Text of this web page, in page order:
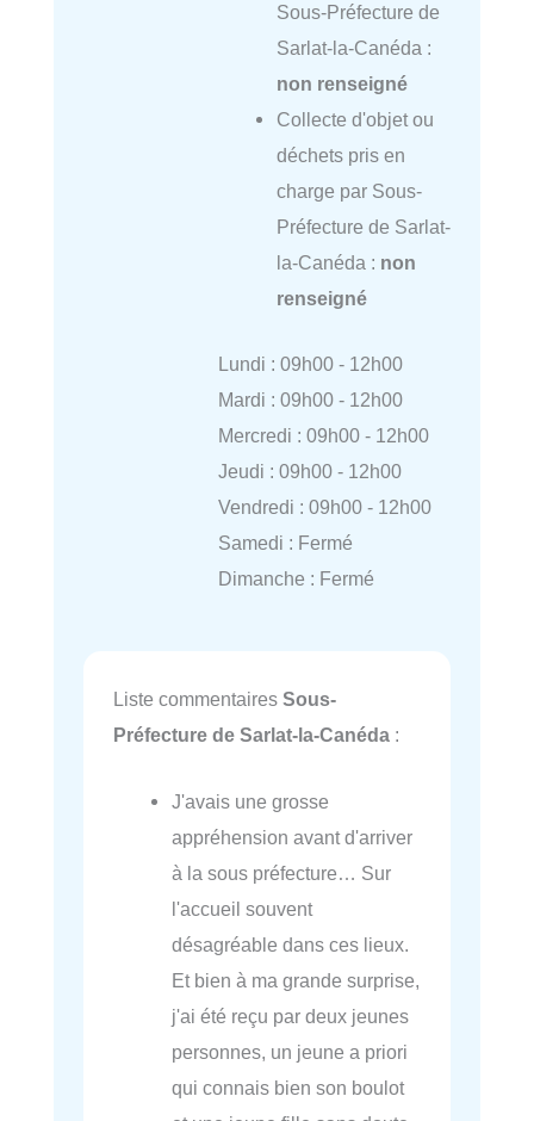
Sous-Préfecture de
Sarlat-la-Canéda :
non renseigné
Collecte d'objet ou
déchets pris en
charge par Sous-
Préfecture de Sarlat-
la-Canéda : non
renseigné
Lundi : 09h00 - 12h00
Mardi : 09h00 - 12h00
Mercredi : 09h00 - 12h00
Jeudi : 09h00 - 12h00
Vendredi : 09h00 - 12h00
Samedi : Fermé
Dimanche : Fermé
Liste commentaires Sous-
Préfecture de Sarlat-la-Canéda :
J'avais une grosse
appréhension avant d'arriver
à la sous préfecture… Sur
l'accueil souvent
désagréable dans ces lieux.
Et bien à ma grande surprise,
j'ai été reçu par deux jeunes
personnes, un jeune a priori
qui connais bien son boulot